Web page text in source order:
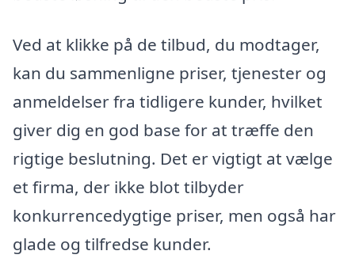
Ved at klikke på de tilbud, du modtager,
kan du sammenligne priser, tjenester og
anmeldelser fra tidligere kunder, hvilket
giver dig en god base for at træffe den
rigtige beslutning. Det er vigtigt at vælge
et firma, der ikke blot tilbyder
konkurrencedygtige priser, men også har
glade og tilfredse kunder.